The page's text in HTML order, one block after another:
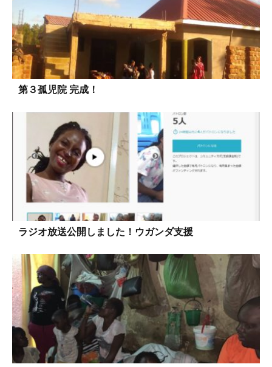
第３孤児院 完成！
ラジオ放送公開しました！ウガンダ支援